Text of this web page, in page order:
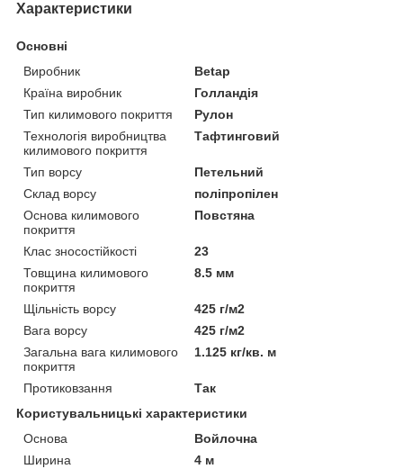
Характеристики
Основні
Виробник
Betap
Країна виробник
Голландія
Тип килимового покриття
Рулон
Технологія виробництва
килимового покриття
Тафтинговий
Тип ворсу
Петельний
Склад ворсу
поліпропілен
Основа килимового
покриття
Повстяна
Клас зносостійкості
23
Товщина килимового
покриття
8.5 мм
Щільність ворсу
425 г/м2
Вага ворсу
425 г/м2
Загальна вага килимового
покриття
1.125 кг/кв. м
Протиковзання
Так
Користувальницькі характеристики
Основа
Войлочна
Ширина
4 м